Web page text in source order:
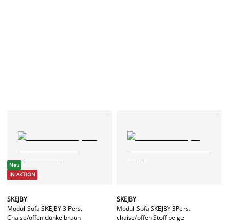
Neu
IN AKTION
SKEJBY
Modul-Sofa SKEJBY 3 Pers.
Chaise/offen dunkelbraun
SKEJBY
Modul-Sofa SKEJBY 3Pers.
chaise/offen Stoff beige